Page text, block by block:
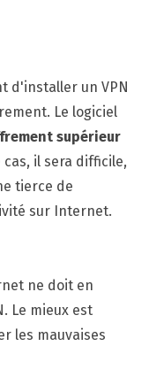
d'installer un VPN
Le logiciel
supérieur
il sera difficile,
tierce de
sur Internet.
ne doit en
Le mieux est
les mauvaises